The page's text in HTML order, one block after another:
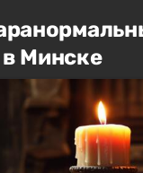
Минске